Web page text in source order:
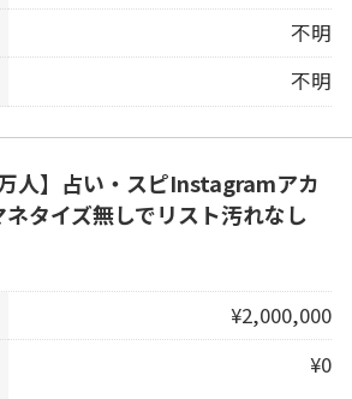
不明
不明
人】占い・スピInstagramアカ
タイズ無しでリスト汚れなし
¥2,000,000
¥0